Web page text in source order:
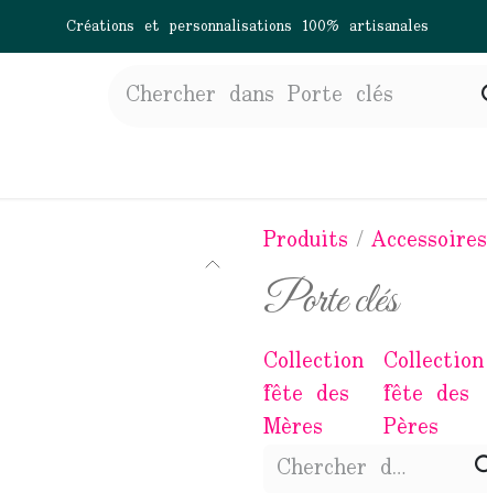
Créations et personnalisations 100% artisanales
Produits Accessoires
Porte clés
Collection
fête des
Mères
Collection
fête des
Pères